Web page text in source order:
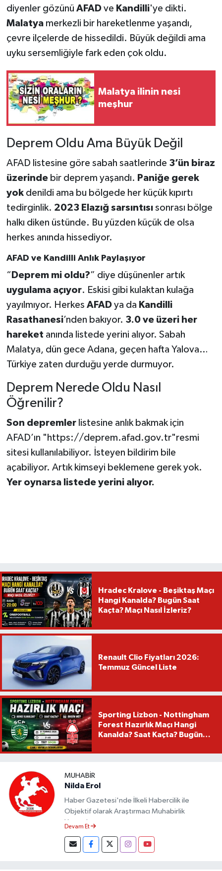
diyenler gözünü AFADve Kandilli'ye dikti.
Malatyamerkezli bir hareketlenme yaşandı,
çevre ilçelerde de hissedildi. Büyük değildi ama
uyku sersemliğiyle fark eden çok oldu.
Malatya ilinin nesi
meşhur
Deprem Oldu Ama Büyük Değil
AFAD listesine göre sabah saatlerinde 3’ün biraz
üzerindebir deprem yaşandı. Paniğe gerek
yokdenildi ama bu bölgede her küçük kıpırtı
tedirginlik. 2023 Elazığ sarsıntısısonrası bölge
halkı diken üstünde. Bu yüzden küçük de olsa
herkes anında hissediyor.
AFAD ve Kandilli Anlık Paylaşıyor
“ Deprem mi oldu?” diye düşünenler artık
uygulama açıyor. Eskisi gibi kulaktan kulağa
yayılmıyor. Herkes AFADya da Kandilli
Rasathanesi’nden bakıyor. 3.0 ve üzeri her
hareket anında listede yerini alıyor. Sabah
Malatya, dün gece Adana, geçen hafta Yalova…
Türkiye zaten durduğu yerde durmuyor.
Deprem Nerede Oldu Nasıl
Öğrenilir?
Son depremlerlistesine anlık bakmak için
AFAD’ın "https://deprem.afad.gov.tr"resmi
sitesi kullanılabiliyor. İsteyen bildirim bile
açabiliyor. Artık kimseyi beklemene gerek yok.
Yer oynarsa listede yerini alıyor.
Hradec Kralove - Beşiktaş Maçı
Hangi Kanalda? Bugün Saat
Kaçta? Maçı Nasıl İzleriz?
Renault Clio Fiyatları 2026:
Temmuz Güncel Liste
Sporting Lizbon - Nottingham
Forest Hazırlık Maçı Hangi
Kanalda? Saat Kaçta? Bugün
MUHABIR
Nilda Erol
Haber Gazetesi'nde İlkeli Habercilik ile
Objektif olarak Araştırmacı Muhabirlik
Yapmaktayım.
Devam Et